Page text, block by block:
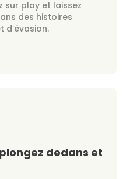
play et laissez
des histoires
d’évasion.
dedans et